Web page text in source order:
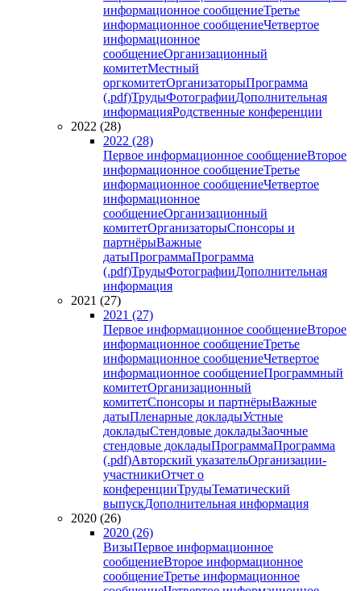
информационное сообщениеТретье
информационное сообщениеЧетвертое
информационное
сообщениеОрганизационный
комитетМестный
оргкомитетОрганизаторыПрограмма
(.pdf)ТрудыФотографииДополнительная
информацияРодственные конференции
2022 (28)
2022 (28)
Первое информационное сообщениеВторое
информационное сообщениеТретье
информационное сообщениеЧетвертое
информационное
сообщениеОрганизационный
комитетОрганизаторыСпонсоры и
партнёрыВажные
датыПрограммаПрограмма
(.pdf)ТрудыФотографииДополнительная
информация
2021 (27)
2021 (27)
Первое информационное сообщениеВторое
информационное сообщениеТретье
информационное сообщениеЧетвертое
информационное сообщениеПрограммный
комитетОрганизационный
комитетСпонсоры и партнёрыВажные
датыПленарные докладыУстные
докладыСтендовые докладыЗаочные
стендовые докладыПрограммаПрограмма
(.pdf)Авторский указательОрганизации-
участникиОтчет о
конференцииТрудыТематический
выпускДополнительная информация
2020 (26)
2020 (26)
ВизыПервое информационное
сообщениеВторое информационное
сообщениеТретье информационное